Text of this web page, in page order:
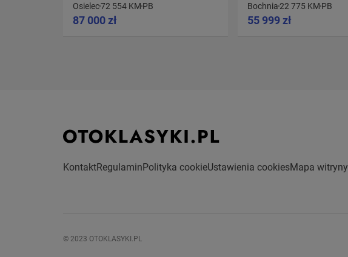
Osielec72 554 KM PB
87 000 zł
Bochnia22 775 KM PB
55 999 zł
KontaktRegulaminPolityka cookieUstawienia cookiesMapa witryny
© 2023 OTOKLASYKI.PL